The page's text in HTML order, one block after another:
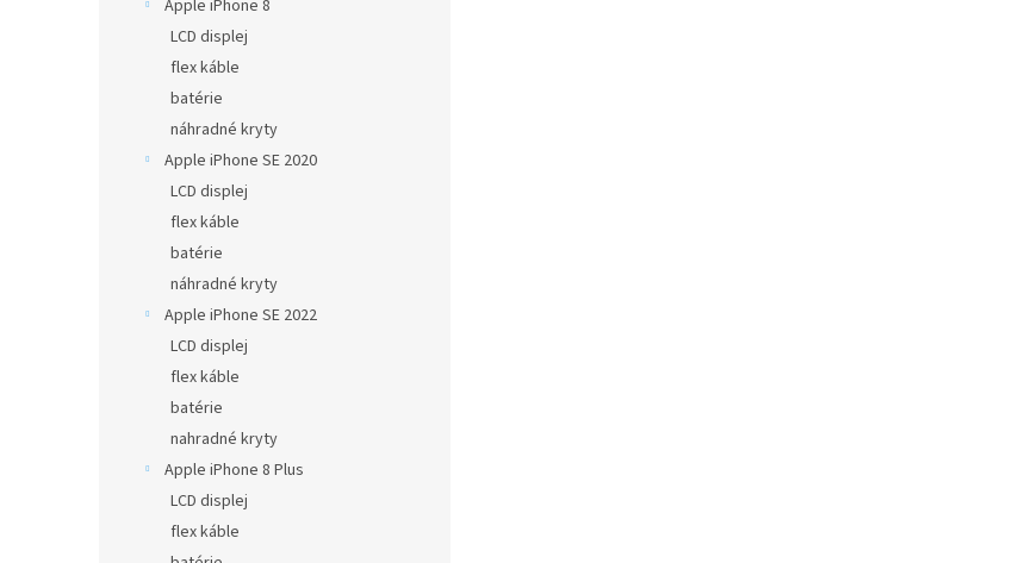
Apple iPhone 8
LCD displej
flex káble
batérie
náhradné kryty
Apple iPhone SE 2020
LCD displej
flex káble
batérie
náhradné kryty
Apple iPhone SE 2022
LCD displej
flex káble
batérie
nahradné kryty
Apple iPhone 8 Plus
LCD displej
flex káble